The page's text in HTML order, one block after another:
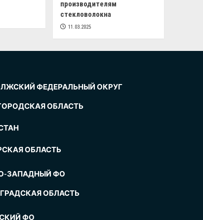
производителям
стекловолокна
11.03.2025
ФЕДЕРАЛЬНЫЙ ОКРУГ
ОБЛАСТЬ
ОБЛАСТЬ
ЗАПАДНЫЙ ФО
ОБЛАСТЬ
ФО